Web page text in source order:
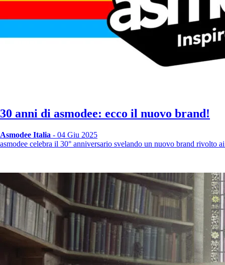
30 anni di asmodee: ecco il nuovo brand!
Asmodee Italia - 04 Giu 2025
asmodee celebra il 30° anniversario svelando un nuovo brand rivolto